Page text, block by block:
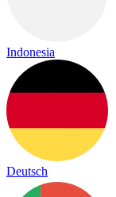
Indonesia
Deutsch